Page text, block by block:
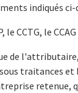
indiqués ci-
le CCTG, le
de
traitances et
retenue,